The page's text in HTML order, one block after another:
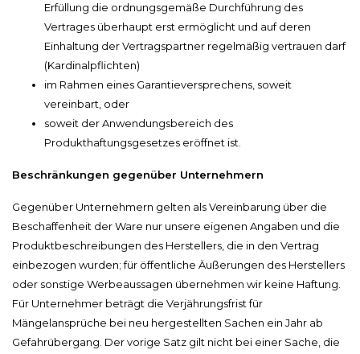
Erfüllung die ordnungsgemäße Durchführung des
Vertrages überhaupt erst ermöglicht und auf deren
Einhaltung der Vertragspartner regelmäßig vertrauen darf
(Kardinalpflichten)
im Rahmen eines Garantieversprechens, soweit
vereinbart, oder
soweit der Anwendungsbereich des
Produkthaftungsgesetzes eröffnet ist.
Beschränkungen gegenüber Unternehmern
Gegenüber Unternehmern gelten als Vereinbarung über die
Beschaffenheit der Ware nur unsere eigenen Angaben und die
Produktbeschreibungen des Herstellers, die in den Vertrag
einbezogen wurden; für öffentliche Äußerungen des Herstellers
oder sonstige Werbeaussagen übernehmen wir keine Haftung.
Für Unternehmer beträgt die Verjährungsfrist für
Mängelansprüche bei neu hergestellten Sachen ein Jahr ab
Gefahrübergang. Der vorige Satz gilt nicht bei einer Sache, die